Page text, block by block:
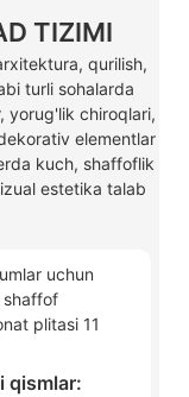
TIZIMI
qurilish,
turli sohalarda
yorug'lik chiroqlari,
elementlar
kuch, shaffoflik
estetika talab
qismlar: